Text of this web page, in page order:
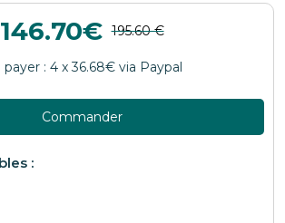
146.70
Commander